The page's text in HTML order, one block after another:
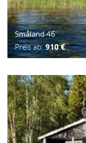
Småland 46
Preis ab:910 €